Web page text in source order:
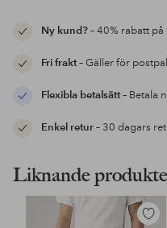
Ny kund?– 40% rabatt
Fri frakt– Gäller för
Flexibla betalsätt– Betala
Enkel retur– 30 dagars
Liknande
Lägg